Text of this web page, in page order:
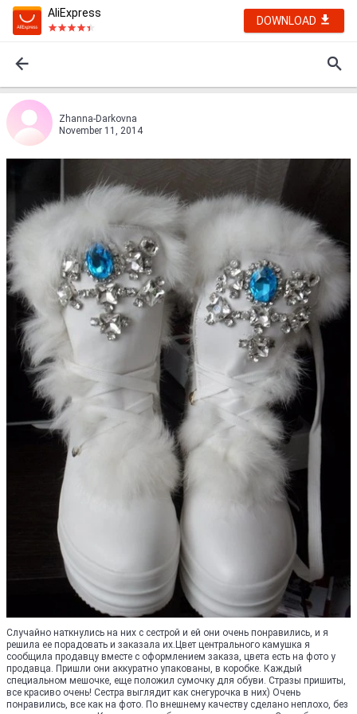
AliExpress
DOWNLOAD
Zhanna-Darkovna
November 11, 2014
Случайно наткнулись на них с сестрой и ей они очень понравились, и я
решила ее порадовать и заказала их.Цвет центрального камушка я
сообщила продавцу вместе с оформлением заказа, цвета есть на фото у
продавца. Пришли они аккуратно упакованы, в коробке. Каждый
специальном мешочке, еще положил сумочку для обуви. Стразы пришиты,
все красиво очень! Сестра выглядит как снегурочка в них) Очень
понравились, все как на фото. По внешнему качеству сделано неплохо, без